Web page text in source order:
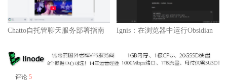
Chatto自托管聊天服务部署指南 Ignis：在浏览器中运行Obsidian
评论 5